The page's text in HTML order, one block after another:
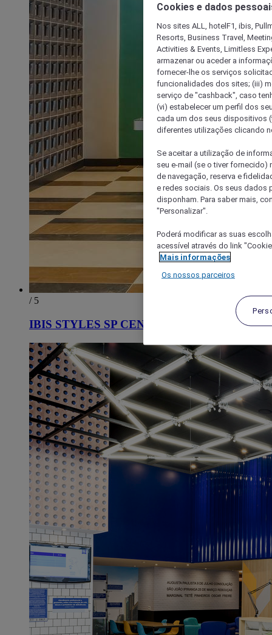
/ 5
IBIS STYLES SP CENTRO
Cookies e dados
Nos sites ALL, hotelF1, ibis,
Resorts, Business Travel,
Activities & Events, Limitless
armazenar ou aceder a
fornecer-lhe os serviços
funcionalidades dos sites; (iii)
serviço de "cashback", caso
(vi) estabelecer um perfil dos
cada um dos seus dispositivos
diferentes utilizações clicando
Se aceitar a utilização de
seu e-mail (se o tiver
de navegação, reserva e
e redes sociais. Os seus dados
disponham. Para saber mais,
"Personalizar".
Poderá modificar as suas
acessível através do link
Mais informações
Os nossos parceiros